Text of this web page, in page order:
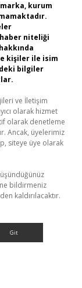
kurum
niteliği
kişiler ile isim
bilgiler
ve İletişim
olarak hizmet
olarak denetleme
Ancak, üyelerimiz
siteye üye olarak
bildirmeniz
kaldırılacaktır.